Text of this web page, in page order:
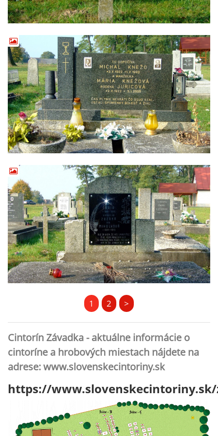
1 2 >
Cintorín Závadka - aktuálne informácie o
cintoríne a hrobových miestach nájdete na
adrese: www.slovenskecintoriny.sk
https://